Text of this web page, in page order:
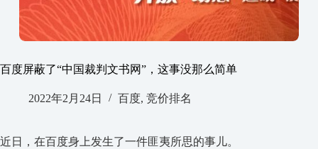
百度屏蔽了“中国裁判文书网”，这事没那么简单
2022年2月24日 百度, 竞价排名
近日，在百度身上发生了一件匪夷所思的事儿。